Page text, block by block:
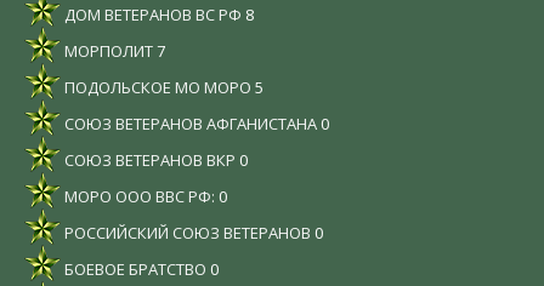
ДОМ ВЕТЕРАНОВ ВС РФ 8
МОРПОЛИТ7
ПОДОЛЬСКОЕ МО МОРО 5
СОЮЗ ВЕТЕРАНОВ АФГАНИСТАНА 0
СОЮЗ ВЕТЕРАНОВ ВКР 0
МОРО ООО ВВС РФ: 0
РОССИЙСКИЙ СОЮЗ ВЕТЕРАНОВ 0
БОЕВОЕ БРАТСТВО 0